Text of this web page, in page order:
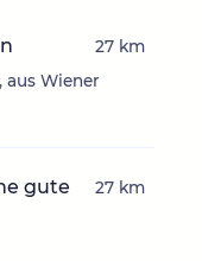
aus Wiener
27 km
gute
27 km